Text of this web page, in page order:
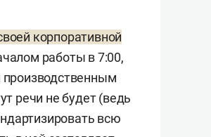
корпоративной
работы в 7:00,
производственным
речи не будет (ведь
всю